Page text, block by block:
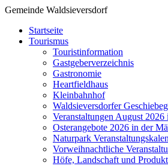
Gemeinde Waldsieversdorf
Startseite
Tourismus
Touristinformation
Gastgeberverzeichnis
Gastronomie
Heartfieldhaus
Kleinbahnhof
Waldsieversdorfer
Veranstaltungen August
Osterangebote 2026 in der
Naturpark
Vorweihnachtliche
Höfe, Landschaft und